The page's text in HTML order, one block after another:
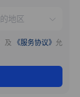
及 《服务协议》 允